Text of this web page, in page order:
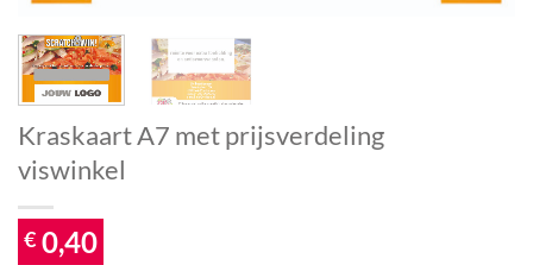
Kraskaart A7 met prijsverdeling
viswinkel
€ 0,40